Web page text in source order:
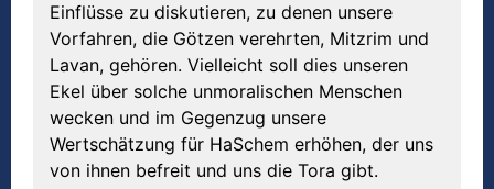
Einflüsse zu diskutieren, zu denen unsere
Vorfahren, die Götzen verehrten, Mitzrim und
Lavan, gehören. Vielleicht soll dies unseren
Ekel über solche unmoralischen Menschen
wecken und im Gegenzug unsere
Wertschätzung für HaSchem erhöhen, der uns
von ihnen befreit und uns die Tora gibt.